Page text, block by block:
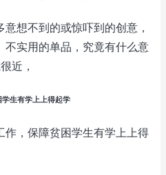
想不到的或惊吓到的创意，
不实用的单品，究竟有什么意
近，
生有学上上得起学